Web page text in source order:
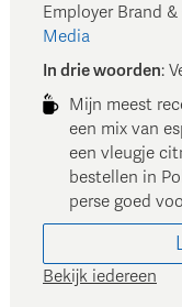
Employer Brand
Media
In drie woorden:
Mijn meest
een mix van
een vleugje
bestellen in
perse goed
Bekijk iedereen